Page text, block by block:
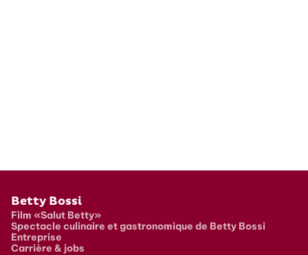
Pied de page
Betty Bossi
Film «Salut Betty»
Spectacle culinaire et gastronomique de Betty Bossi
Entreprise
Carrière & jobs